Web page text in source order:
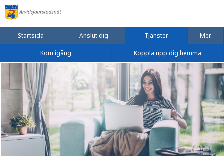
Startsida Anslut dig Tjänster Mer
Kom igång Koppla upp dig hemma